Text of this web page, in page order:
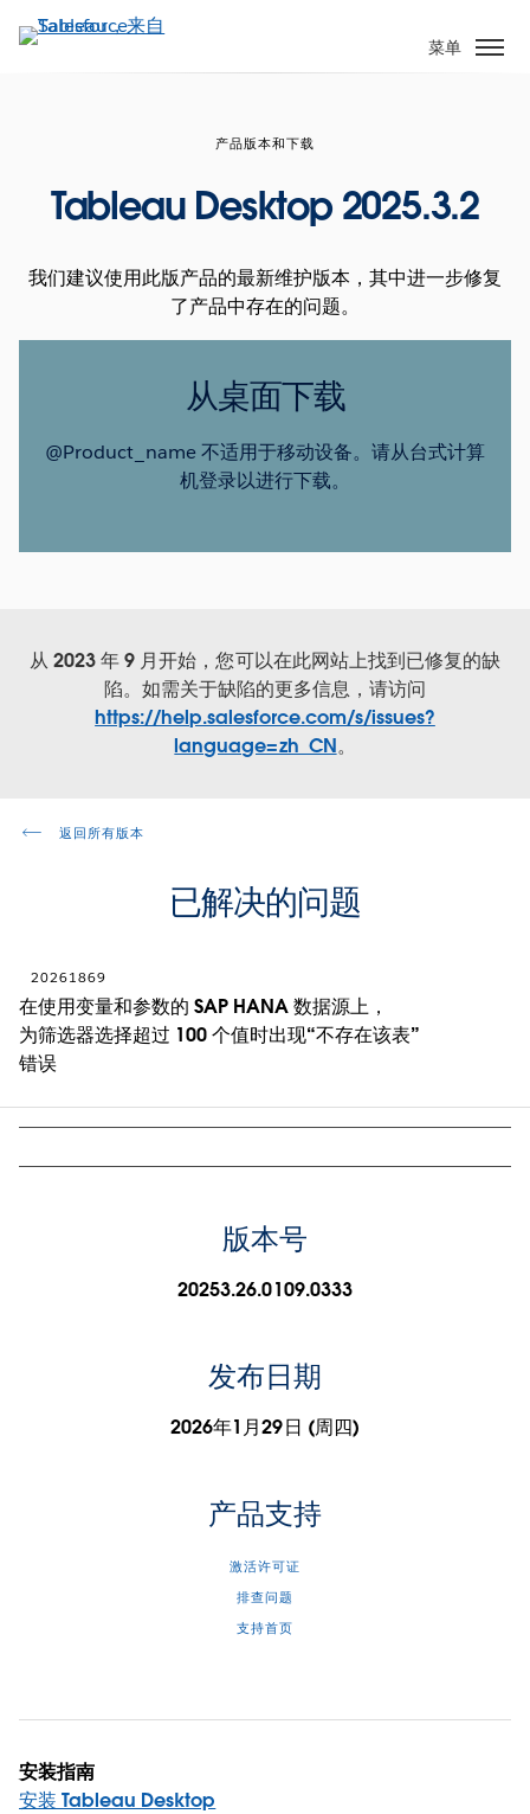
转
菜单
产品版本和下载
Tableau Desktop 2025.3.2
我们建议使用此版产品的最新维护版本，其中进一步修复
了产品中存在的问题。
从桌面下载
@Product_name 不适用于移动设备。请从台式计算
机登录以进行下载。
从 2023 年 9 月开始，您可以在此网站上找到已修复的缺
陷。如需关于缺陷的更多信息，请访问
https://help.salesforce.com/s/issues?
language=zh_CN。
返回所有版本
已解决的问题
20261869
在使用变量和参数的 SAP HANA 数据源上，
为筛选器选择超过 100 个值时出现“不存在该表”
错误
版本号
20253.26.0109.0333
发布日期
2026年1月29日 (周四)
产品支持
激活许可证
排查问题
支持首页
安装指南
安装 Tableau Desktop